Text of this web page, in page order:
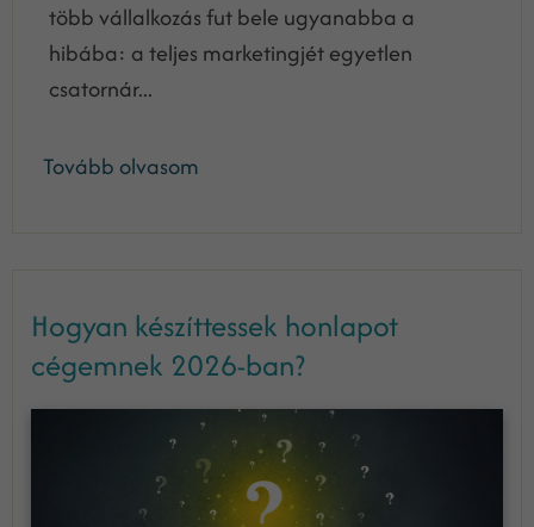
több vállalkozás fut bele ugyanabba a
hibába: a teljes marketingjét egyetlen
csatornár...
Tovább olvasom
Hogyan készíttessek honlapot
cégemnek 2026-ban?